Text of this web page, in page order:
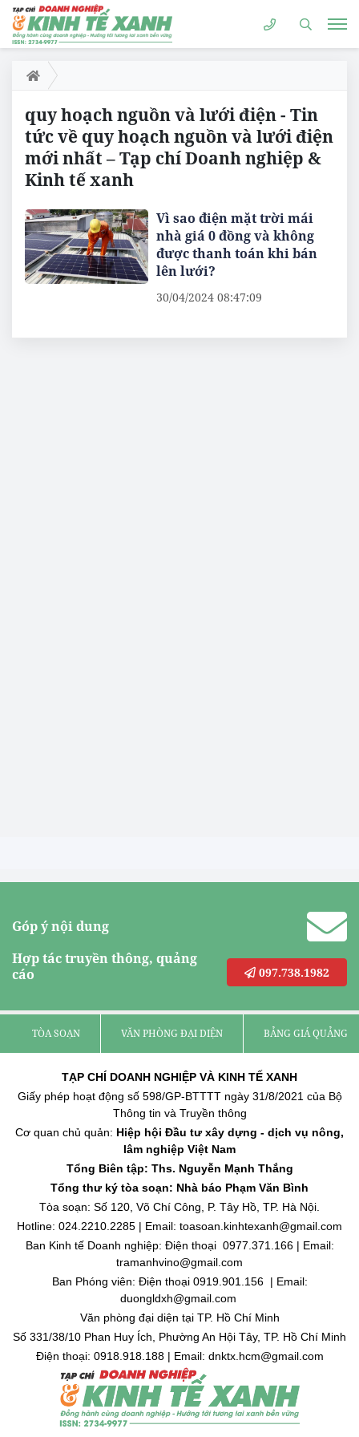
quy hoạch nguồn và lưới điện - Tin
tức về quy hoạch nguồn và lưới điện
mới nhất – Tạp chí Doanh nghiệp &
Kinh tế xanh
Vì sao điện mặt trời mái
nhà giá 0 đồng và không
được thanh toán khi bán
lên lưới?
30/04/2024 08:47:09
Góp ý nội dung
Hợp tác truyền thông, quảng
cáo
097.738.1982
TÒA SOẠN VĂN PHÒNG ĐẠI DIỆN BẢNG GIÁ QUẢNG
TẠP CHÍ DOANH NGHIỆP VÀ KINH TẾ XANH
Giấy phép hoạt động số 598/GP-BTTTT ngày 31/8/2021 của Bộ
Thông tin và Truyền thông
Cơ quan chủ quản: Hiệp hội Đầu tư xây dựng - dịch vụ nông,
lâm nghiệp Việt Nam
Tổng Biên tập: Ths. Nguyễn Mạnh Thắng
Tổng thư ký tòa soạn: Nhà báo Phạm Văn Bình
Tòa soạn: Số 120, Võ Chí Công, P. Tây Hồ, TP. Hà Nội.
Hotline: 024.2210.2285 | Email: toasoan.kinhtexanh@gmail.com
Ban Kinh tế Doanh nghiệp: Điện thoại 0977.371.166 | Email:
tramanhvino@gmail.com
Ban Phóng viên: Điện thoại 0919.901.156 | Email:
duongldxh@gmail.com
Văn phòng đại diện tại TP. Hồ Chí Minh
Số 331/38/10 Phan Huy Ích, Phường An Hội Tây, TP. Hồ Chí Minh
Điện thoại: 0918.918.188 | Email: dnktx.hcm@gmail.com